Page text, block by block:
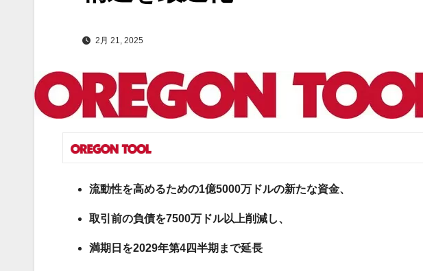
2月 21, 2025
流動性を高めるための1億5000万ドルの新たな資金、
取引前の負債を7500万ドル以上削減し、
満期日を2029年第4四半期まで延長